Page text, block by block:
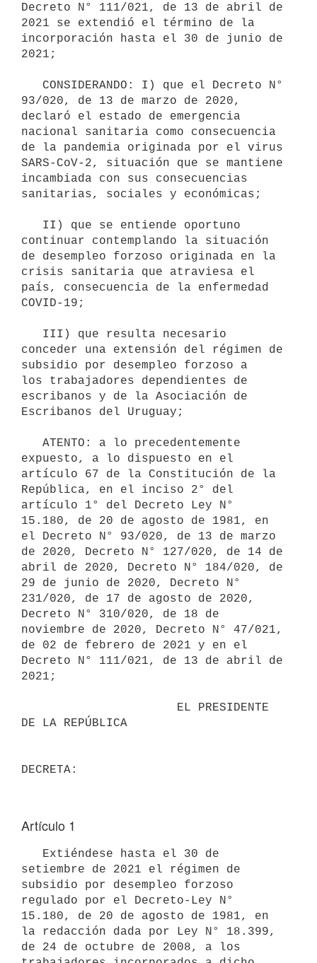
Decreto N° 111/021, de 13 de abril de
2021 se extendió el término de la
incorporación hasta el 30 de junio de
2021;
93/020, de 13 de marzo de 2020,
declaró el estado de emergencia
nacional sanitaria como consecuencia
de la pandemia originada por el virus
SARS-CoV-2, situación que se mantiene
incambiada con sus consecuencias
sanitarias, sociales y económicas;
continuar contemplando la situación
de desempleo forzoso originada en la
crisis sanitaria que atraviesa el
país, consecuencia de la enfermedad
COVID-19;
conceder una extensión del régimen de
subsidio por desempleo forzoso a
los trabajadores dependientes de
escribanos y de la Asociación de
Escribanos del Uruguay;
expuesto, a lo dispuesto en el
artículo 67 de la Constitución de la
República, en el inciso 2° del
artículo 1° del Decreto Ley N°
15.180, de 20 de agosto de 1981, en
el Decreto N° 93/020, de 13 de marzo
de 2020, Decreto N° 127/020, de 14 de
abril de 2020, Decreto N° 184/020, de
29 de junio de 2020, Decreto N°
231/020, de 17 de agosto de 2020,
Decreto N° 310/020, de 18 de
noviembre de 2020, Decreto N° 47/021,
de 02 de febrero de 2021 y en el
Decreto N° 111/021, de 13 de abril de
2021;
DE LA REPÚBLICA
Artículo 1
setiembre de 2021 el régimen de
subsidio por desempleo forzoso
regulado por el Decreto-Ley N°
15.180, de 20 de agosto de 1981, en
la redacción dada por Ley N° 18.399,
de 24 de octubre de 2008, a los